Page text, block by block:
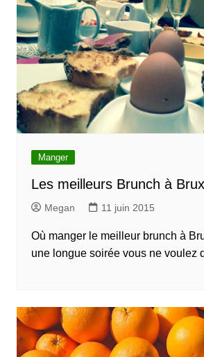
Manger
Les meilleurs Brunch à
Megan 11 juin 2015
Où manger le meilleur brunch à
une longue soirée vous ne voulez